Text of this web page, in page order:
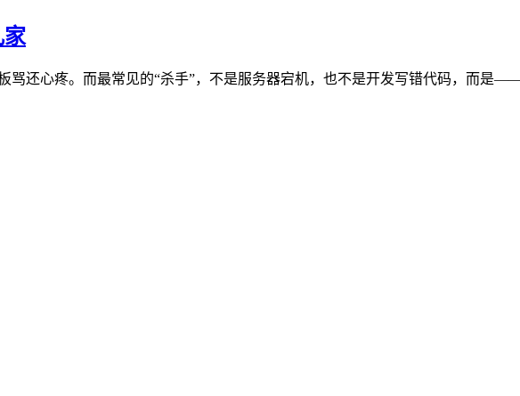
家
还心疼。而最常见的“杀手”，不是服务器宕机，也不是开发写错代码，而是